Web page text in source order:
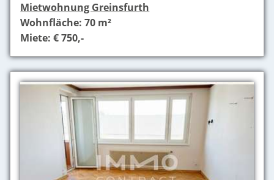
Mietwohnung Greinsfurth
Wohnfläche: 70 m²
Miete: € 750,-